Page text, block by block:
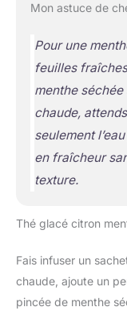
Mon astuce de
Pour une
feuilles
menthe séchée
chaude,
seulement
en fraîcheur
texture.
Thé glacé citron
Fais infuser un
chaude, ajoute un
pincée de menthe